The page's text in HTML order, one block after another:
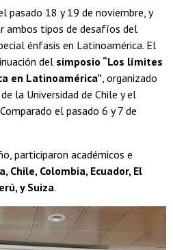
pasado 18 y 19 de noviembre, y
ambos tipos de desafíos del
énfasis en Latinoamérica. El
del simposio “Los límites
en Latinoamérica” , organizado
la Universidad de Chile y el
el pasado 6 y 7 de
participaron académicos e
Chile, Colombia, Ecuador, El
y Suiza.